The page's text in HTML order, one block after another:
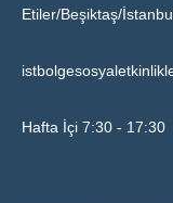
Etiler/Beşiktaş/
Hafta İçi 7:30 - 17:30